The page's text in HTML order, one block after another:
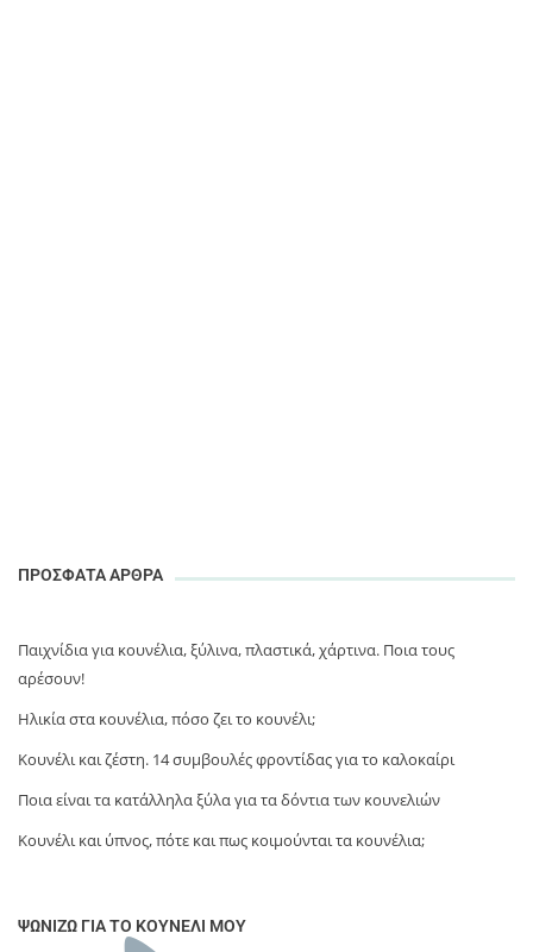
ΠΡΟΣΦΑΤΑ ΑΡΘΡΑ
Παιχνίδια για κουνέλια, ξύλινα, πλαστικά, χάρτινα. Ποια τους
αρέσουν!
Ηλικία στα κουνέλια, πόσο ζει το κουνέλι;
Κουνέλι και ζέστη. 14 συμβουλές φροντίδας για το καλοκαίρι
Ποια είναι τα κατάλληλα ξύλα για τα δόντια των κουνελιών
Κουνέλι και ύπνος, πότε και πως κοιμούνται τα κουνέλια;
ΨΩΝΊΖΩ ΓΙΑ ΤΟ ΚΟΥΝΈΛΙ ΜΟΥ